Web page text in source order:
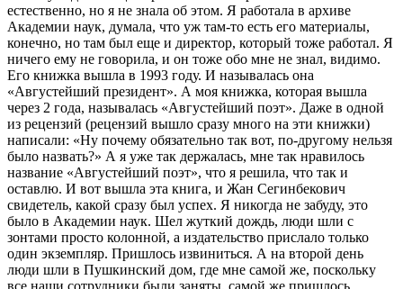
естественно, но я не знала об этом. Я работала в архиве
Академии наук, думала, что уж там-то есть его материалы,
конечно, но там был еще и директор, который тоже работал. Я
ничего ему не говорила, и он тоже обо мне не знал, видимо.
Его книжка вышла в 1993 году. И называлась она
«Августейший президент». А моя книжка, которая вышла
через 2 года, называлась «Августейший поэт». Даже в одной
из рецензий (рецензий вышло сразу много на эти книжки)
написали: «Ну почему обязательно так вот, по-другому нельзя
было назвать?» А я уже так держалась, мне так нравилось
название «Августейший поэт», что я решила, что так и
оставлю. И вот вышла эта книга, и Жан Сегинбекович
свидетель, какой сразу был успех. Я никогда не забуду, это
было в Академии наук. Шел жуткий дождь, люди шли с
зонтами просто колонной, а издательство прислало только
один экземпляр. Пришлось извиниться. А на второй день
люди шли в Пушкинский дом, где мне самой же, поскольку
все наши сотрудники были заняты, самой же пришлось